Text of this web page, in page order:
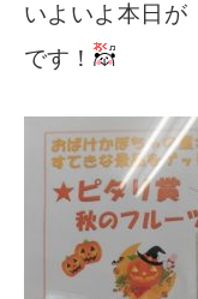
いよいよ本日が
です！